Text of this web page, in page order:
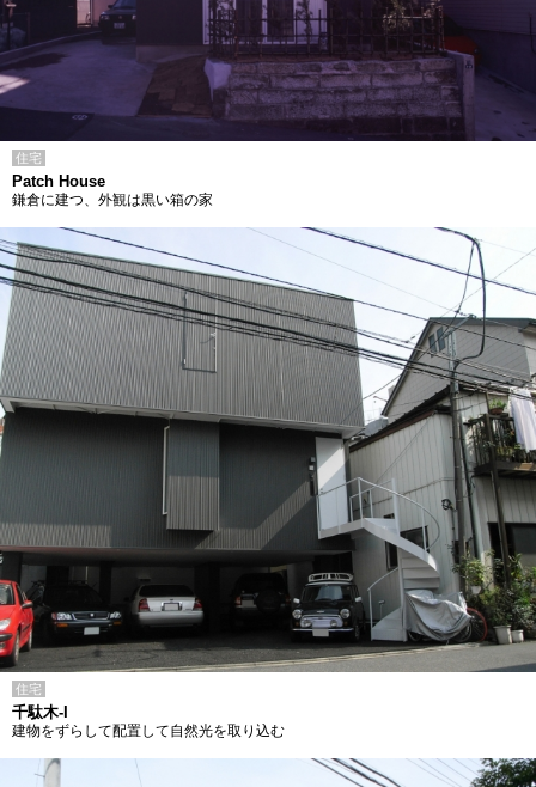
住宅
Patch House
鎌倉に建つ、外観は黒い箱の家
住宅
千駄木-I
建物をずらして配置して自然光を取り込む